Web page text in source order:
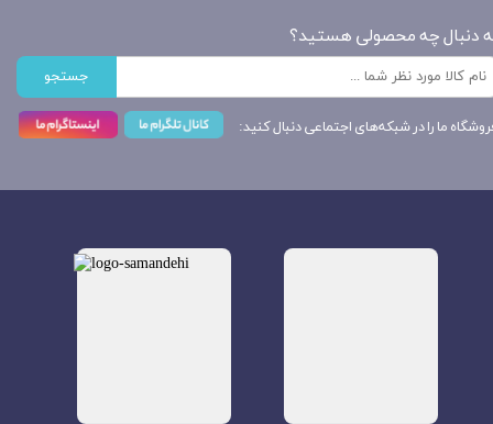
دنبال چه محصولی هستید؟
جستجو
ما را در شبکه‌های اجتماعی دنبال کنید: